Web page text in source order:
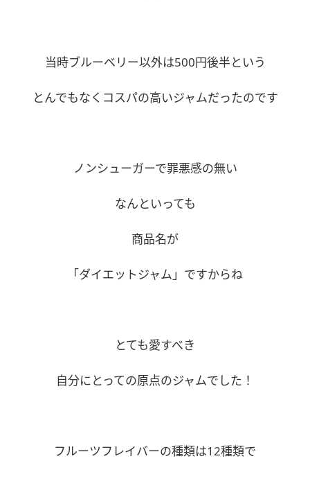
当時ブルーベリー以外は500円後半という
とんでもなくコスパの高いジャムだったのです
ノンシューガーで罪悪感の無い
なんといっても
商品名が
「ダイエットジャム」ですからね
とても愛すべき
自分にとっての原点のジャムでした！
フルーツフレイバーの種類は12種類で